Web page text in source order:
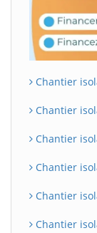
Chantier
Chantier
Chantier
Chantier
Chantier
Chantier